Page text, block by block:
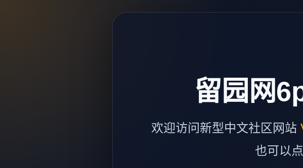
留园网
欢迎访问新型中文社区网站
也可以